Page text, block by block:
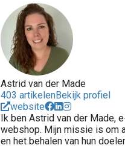
Astrid van der Made
403 artikelenBekijk profiel
website
Ik ben Astrid van der Made,
webshop. Mijn missie is om
en het behalen van hun